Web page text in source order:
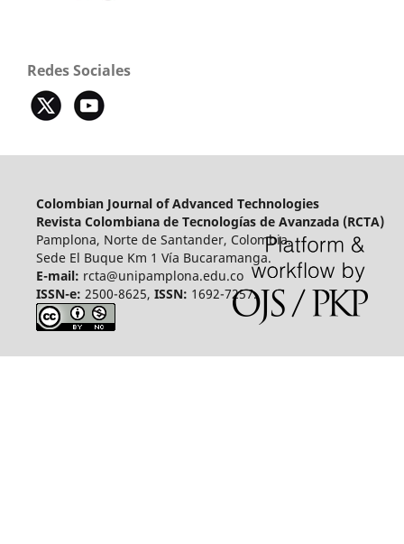
Redes Sociales
Colombian Journal of Advanced Technologies
Revista Colombiana de Tecnologías de Avanzada (RCTA)
Pamplona, Norte de Santander, Colombia.
Sede El Buque Km 1 Vía Bucaramanga.
E-mail: rcta@unipamplona.edu.co
ISSN-e: 2500-8625, ISSN: 1692-7257.